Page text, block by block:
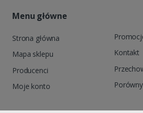
Menu główne
Strona główna
Mapa sklepu
Producenci
Moje konto
Kontakt